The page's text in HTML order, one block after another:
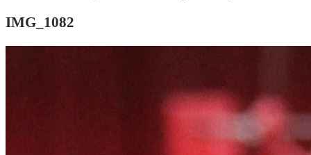
IMG_1082